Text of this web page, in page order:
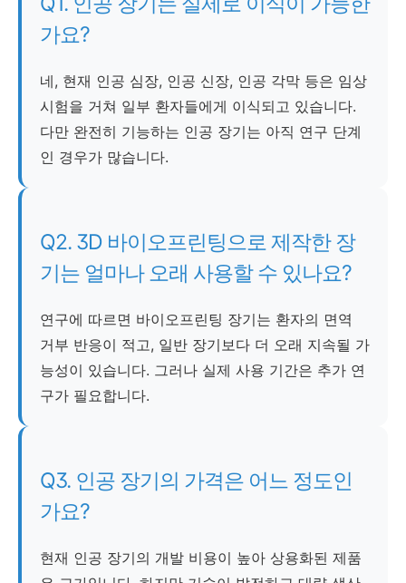
가요?
네, 현재 인공 심장, 인공 신장, 인공 각막 등은 임상
시험을 거쳐 일부 환자들에게 이식되고 있습니다.
다만 완전히 기능하는 인공 장기는 아직 연구 단계
인 경우가 많습니다.
Q2. 3D 바이오프린팅으로 제작한 장
기는 얼마나 오래 사용할 수 있나요?
연구에 따르면 바이오프린팅 장기는 환자의 면역
거부 반응이 적고, 일반 장기보다 더 오래 지속될 가
능성이 있습니다. 그러나 실제 사용 기간은 추가 연
구가 필요합니다.
Q3. 인공 장기의 가격은 어느 정도인
가요?
현재 인공 장기의 개발 비용이 높아 상용화된 제품